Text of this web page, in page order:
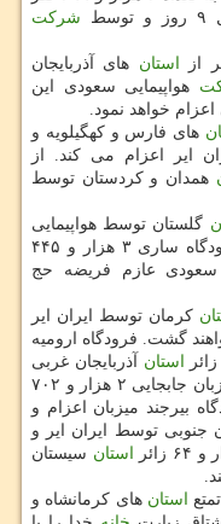
شركت
استان های آذربایجان
هواپیمایی سعودی این
های فارس و كهگیلویه و
توسط ایران ایر اعزام می كند. از
همدان و كردستان توسط
گلستان توسط هواپیمایی
سعودی به حج می روند. همینطور از فرودگاه ساری ۳ هزار و ۴۴۵
سعودی عازم فریضه حج
كرمان توسط ایران ایر
گشت. فرودگاه ارومیه
استان آذربایجان غربی
توسط هواپیمایی سعودی، فرودگاه یزد میزبان جابجایی ۲ هزار و ۷۰۲
بیرجند میزبان اعزام و
جنوبی توسط ایران ایر و
استان سیستان
استان های كرمانشاه و